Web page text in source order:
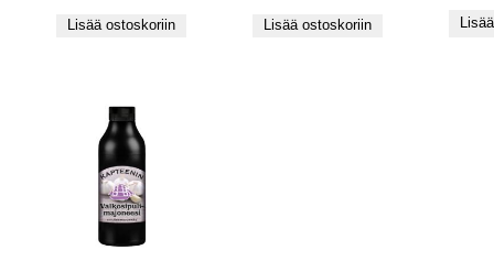
Lisää ostoskoriin Lisää ostoskoriin